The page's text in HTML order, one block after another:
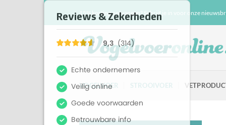
Ga
naar
inhoud
15% korting ontvangen? Schrijf je in voor onze
VOGELVOER STROOIVOER